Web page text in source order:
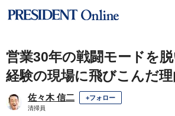
営業30年の戦闘モードを
経験の現場に飛びこんだ理
佐々木 信二 +フォロー
清掃員